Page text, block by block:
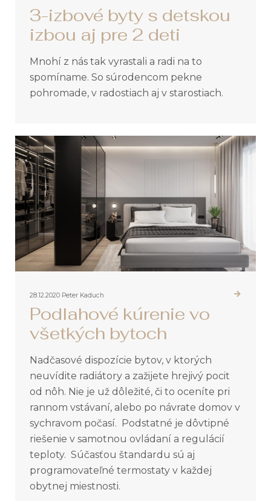
3-izbové byty s detskou
izbou aj pre 2 deti
Mnohí z nás tak vyrastali a radi na to
spomíname. So súrodencom pekne
pohromade, v radostiach aj v starostiach.
28.12.2020 Peter Kaduch
Podlahové kúrenie vo
všetkých bytoch
Nadčasové dispozície bytov, v ktorých
neuvídite radiátory a zažijete hrejivý pocit
od nôh. Nie je už dôležité, či to oceníte pri
rannom vstávaní, alebo po návrate domov v
sychravom počasí. Podstatné je dôvtipné
riešenie v samotnou ovládaní a regulácií
teploty. Súčasťou štandardu sú aj
programovateľné termostaty v každej
obytnej miestnosti.